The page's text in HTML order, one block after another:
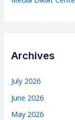
Archives
July 2026
June 2026
May 2026